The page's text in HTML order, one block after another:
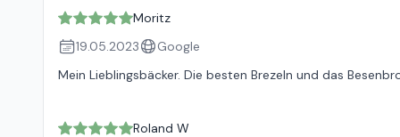
Moritz
19.05.2023
Google
Mein Lieblingsbäcker. Die besten Brezeln und das
Roland W